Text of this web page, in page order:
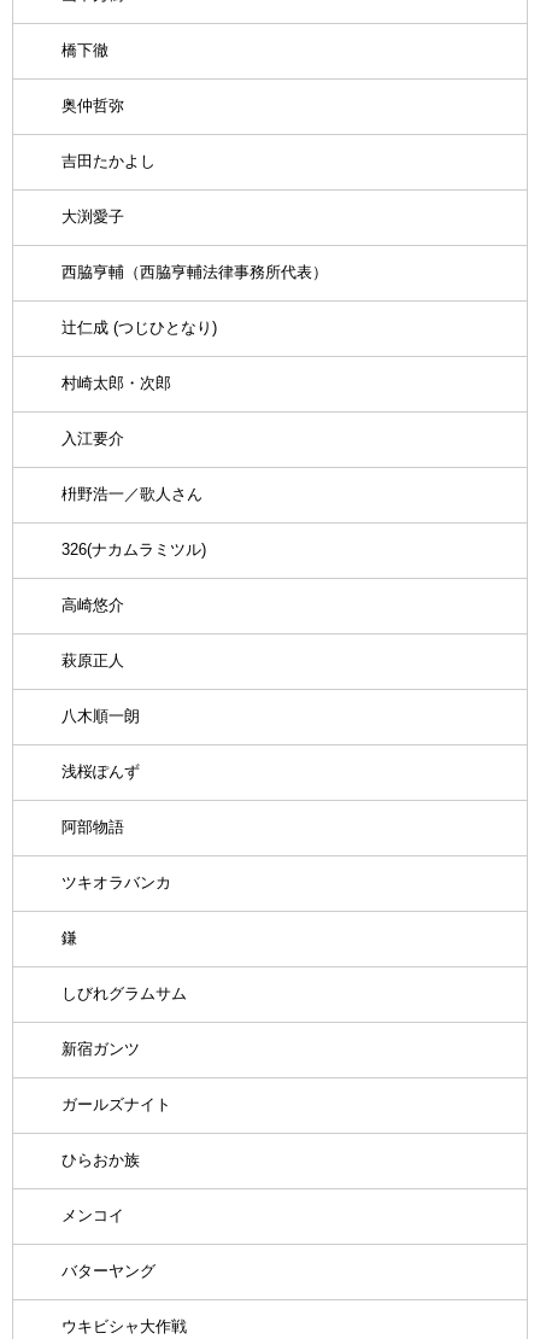
橋下徹
奥仲哲弥
吉田たかよし
大渕愛子
西脇亨輔（西脇亨輔法律事務所代表）
辻仁成 (つじひとなり)
村崎太郎・次郎
入江要介
枡野浩一／歌人さん
326(ナカムラミツル)
高崎悠介
萩原正人
八木順一朗
浅桜ぽんず
阿部物語
ツキオラバンカ
鎌
しびれグラムサム
新宿ガンツ
ガールズナイト
ひらおか族
メンコイ
バターヤング
ウキビシャ大作戦